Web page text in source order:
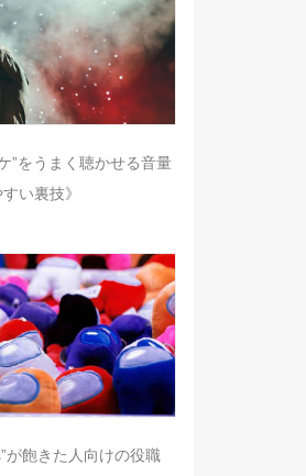
”をうまく聴かせる音量
い裏技》
が飽きた人向けの役職